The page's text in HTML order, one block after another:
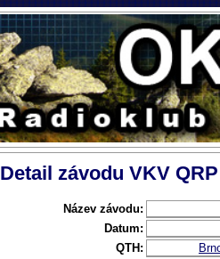
Detail závodu VKV
Název závodu:
Datum:
QTH: